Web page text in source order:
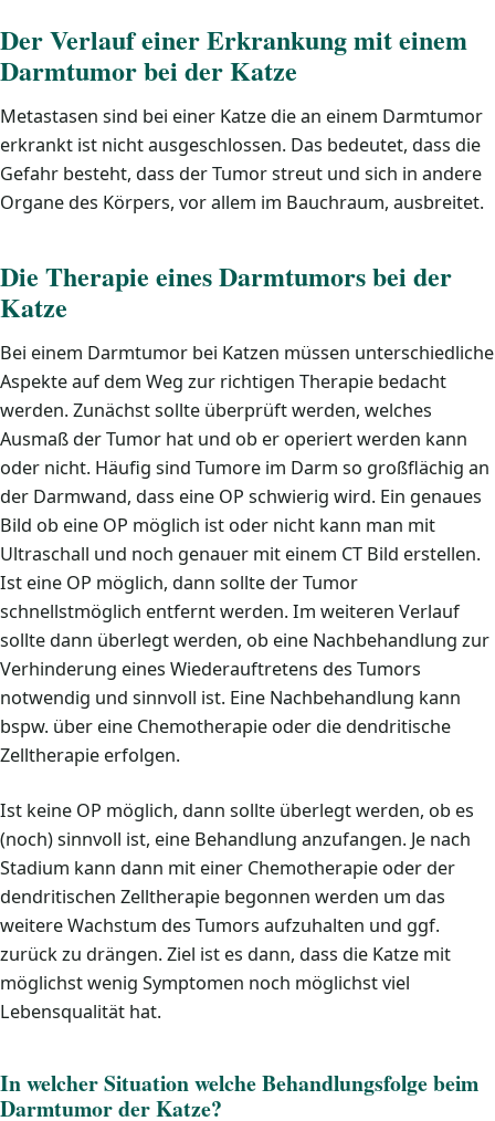
Der Verlauf einer Erkrankung mit einem
Darmtumor bei der Katze
Metastasen sind bei einer Katze die an einem Darmtumor
erkrankt ist nicht ausgeschlossen. Das bedeutet, dass die
Gefahr besteht, dass der Tumor streut und sich in andere
Organe des Körpers, vor allem im Bauchraum, ausbreitet.
Die Therapie eines Darmtumors bei der
Katze
Bei einem Darmtumor bei Katzen müssen unterschiedliche
Aspekte auf dem Weg zur richtigen Therapie bedacht
werden. Zunächst sollte überprüft werden, welches
Ausmaß der Tumor hat und ob er operiert werden kann
oder nicht. Häufig sind Tumore im Darm so großflächig an
der Darmwand, dass eine OP schwierig wird. Ein genaues
Bild ob eine OP möglich ist oder nicht kann man mit
Ultraschall und noch genauer mit einem CT Bild erstellen.
Ist eine OP möglich, dann sollte der Tumor
schnellstmöglich entfernt werden. Im weiteren Verlauf
sollte dann überlegt werden, ob eine Nachbehandlung zur
Verhinderung eines Wiederauftretens des Tumors
notwendig und sinnvoll ist. Eine Nachbehandlung kann
bspw. über eine Chemotherapie oder die dendritische
Zelltherapie erfolgen.
Ist keine OP möglich, dann sollte überlegt werden, ob es
(noch) sinnvoll ist, eine Behandlung anzufangen. Je nach
Stadium kann dann mit einer Chemotherapie oder der
dendritischen Zelltherapie begonnen werden um das
weitere Wachstum des Tumors aufzuhalten und ggf.
zurück zu drängen. Ziel ist es dann, dass die Katze mit
möglichst wenig Symptomen noch möglichst viel
Lebensqualität hat.
In welcher Situation welche Behandlungsfolge beim
Darmtumor der Katze?